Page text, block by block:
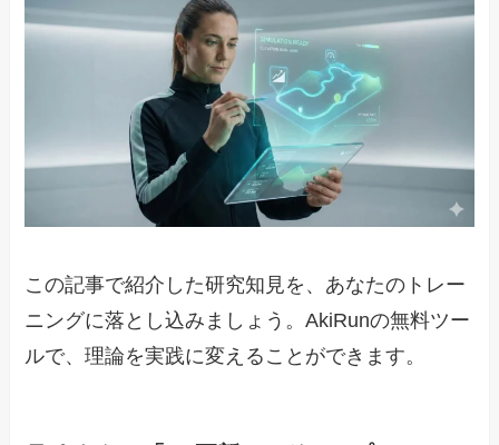
この記事で紹介した研究知見を、あなたのトレー
ニングに落とし込みましょう。AkiRunの無料ツー
ルで、理論を実践に変えることができます。